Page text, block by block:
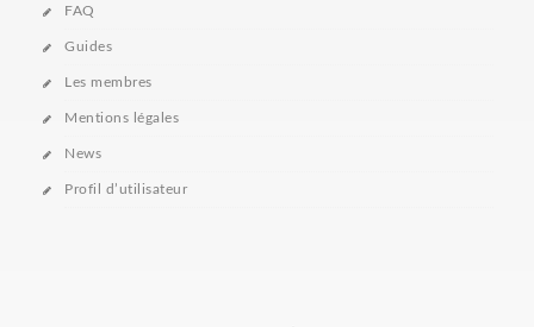
FAQ
Guides
Les membres
Mentions légales
News
Profil d’utilisateur